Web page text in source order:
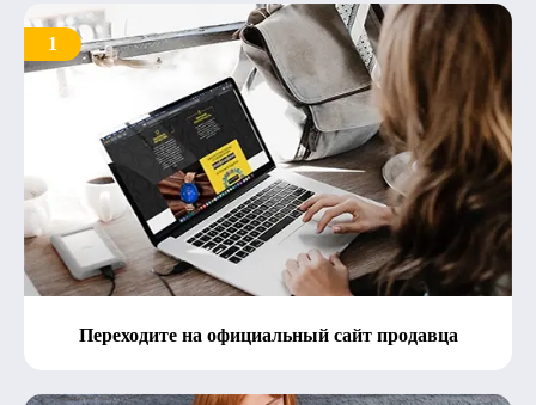
1
Переходите на официальный сайт продавца